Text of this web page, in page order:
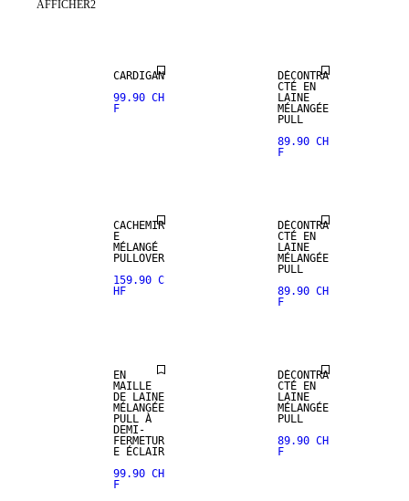
AFFICHER2
CARDIGAN
99.90 CH
F
DÉCONTRA
CTÉ EN
LAINE
MÉLANGÉE
PULL
89.90 CH
F
PREMIUM
CACHEMIR
E
MÉLANGÉ
PULLOVER
159.90 C
HF
MÉLANGE DE
DÉCONTRA
CTÉ EN
LAINE
MÉLANGÉE
PULL
89.90 CH
F
EN
MAILLE
DE LAINE
MÉLANGÉE
PULL À
DEMI-
FERMETUR
E ÉCLAIR
99.90 CH
F
MÉLANGE DE
DÉCONTRA
CTÉ EN
LAINE
MÉLANGÉE
PULL
89.90 CH
F
PREMIUM
SELECTION
MÉLANGE DE
100 % LAINE